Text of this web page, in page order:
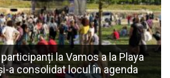
la Vamos a la Playa
a consolidat locul în agenda